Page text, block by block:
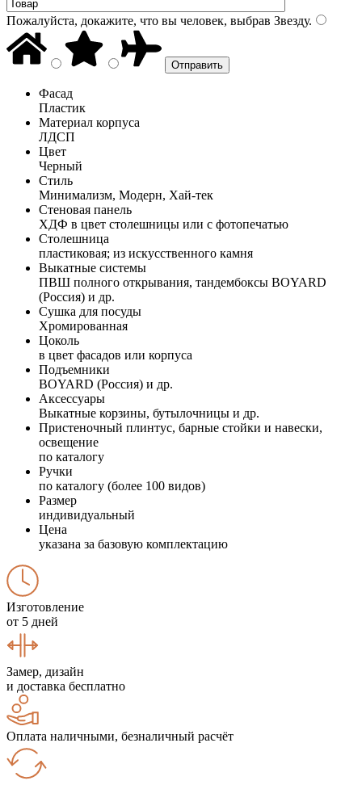
Пожалуйста, докажите, что вы человек, выбрав Звезду.
Фасад
Пластик
Материал корпуса
ЛДСП
Цвет
Черный
Стиль
Минимализм, Модерн, Хай-тек
Стеновая панель
ХДФ в цвет столешницы или с фотопечатью
Столешница
пластиковая; из искусственного камня
Выкатные системы
ПВШ полного открывания, тандембоксы BOYARD
(Россия) и др.
Сушка для посуды
Хромированная
Цоколь
в цвет фасадов или корпуса
Подъемники
BOYARD (Россия) и др.
Аксессуары
Выкатные корзины, бутылочницы и др.
Пристеночный плинтус, барные стойки и навески,
освещение
по каталогу
Ручки
по каталогу (более 100 видов)
Размер
индивидуальный
Цена
указана за базовую комплектацию
Изготовление
от 5 дней
Замер, дизайн
и доставка бесплатно
Оплата наличными, безналичный расчёт